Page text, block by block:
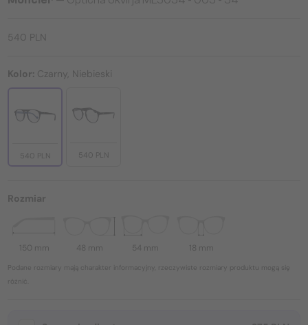
540 PLN
Kolor: Czarny, Niebieski
540 PLN 540 PLN
Rozmiar
150 mm 48 mm 54 mm 18 mm
Podane rozmiary mają charakter informacyjny, rzeczywiste rozmiary produktu mogą się
różnić.